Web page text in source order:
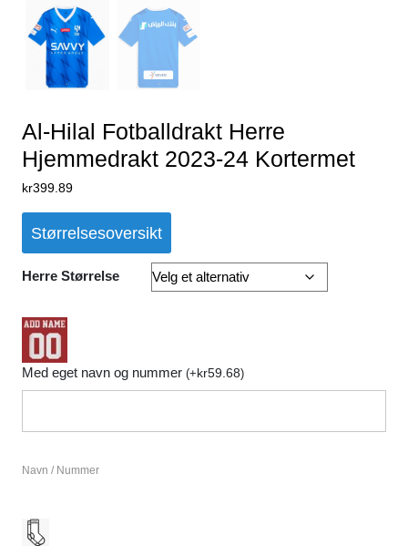
Al-Hilal Fotballdrakt Herre
Hjemmedrakt 2023-24 Kortermet
kr399.89
Størrelsesoversikt
Herre Størrelse
Med eget navn og nummer (+kr59.68)
Navn / Nummer